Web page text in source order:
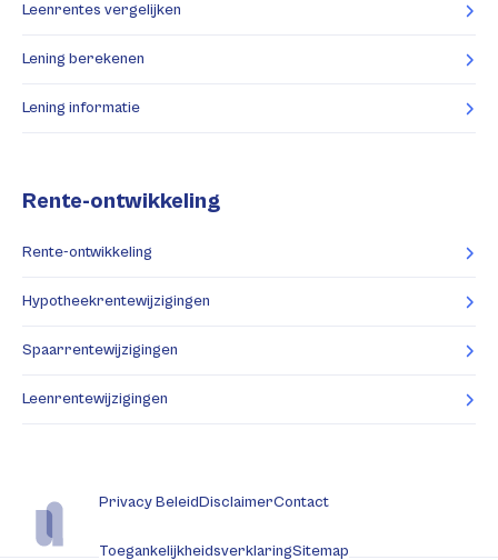
Leenrentes vergelijken
Lening berekenen
Lening informatie
Rente-ontwikkeling
Rente-ontwikkeling
Hypotheekrentewijzigingen
Spaarrentewijzigingen
Leenrentewijzigingen
Privacy BeleidDisclaimerContact
ToegankelijkheidsverklaringSitemap